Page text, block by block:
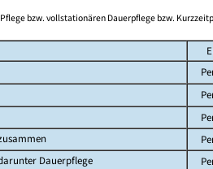
bzw. vollstationären Dauerpflege bzw.
Dauerpflege